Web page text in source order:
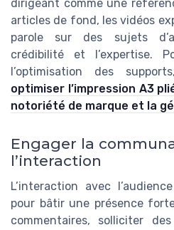
dirigeant comme une
articles de fond, les vidéos
parole sur des sujets
crédibilité et l’expertise.
l’optimisation des
optimiser l’impression A3
notoriété de marque et la
Engager la
l’interaction
L’interaction avec
pour bâtir une présence
commentaires, solliciter